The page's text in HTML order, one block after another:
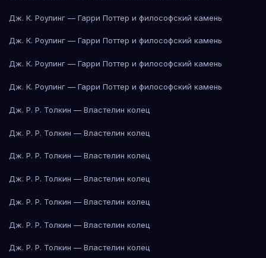
Дж. К. Роулинг — Гарри Поттер и философский камень
Дж. К. Роулинг — Гарри Поттер и философский камень
Дж. К. Роулинг — Гарри Поттер и философский камень
Дж. К. Роулинг — Гарри Поттер и философский камень
Дж. Р. Р. Толкин — Властелин колец
Дж. Р. Р. Толкин — Властелин колец
Дж. Р. Р. Толкин — Властелин колец
Дж. Р. Р. Толкин — Властелин колец
Дж. Р. Р. Толкин — Властелин колец
Дж. Р. Р. Толкин — Властелин колец
Дж. Р. Р. Толкин — Властелин колец